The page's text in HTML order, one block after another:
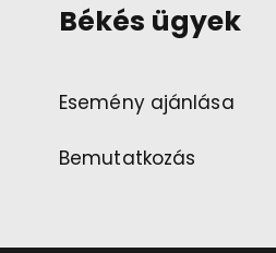
Békés ügyek
Esemény ajánlása
Bemutatkozás